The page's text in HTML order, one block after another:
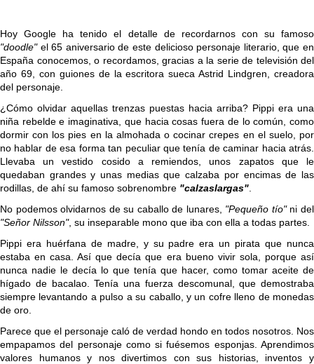
Hoy Google ha tenido el detalle de recordarnos con su famoso
"doodle"el 65 aniversario de este delicioso personaje literario, que en
España conocemos, o recordamos, gracias a la serie de televisión del
año 69, con guiones de la escritora sueca Astrid Lindgren, creadora
del personaje.
¿Cómo olvidar aquellas trenzas puestas hacia arriba? Pippi era una
niña rebelde e imaginativa, que hacia cosas fuera de lo común, como
dormir con los pies en la almohada o cocinar crepes en el suelo, por
no hablar de esa forma tan peculiar que tenía de caminar hacia atrás.
Llevaba un vestido cosido a remiendos, unos zapatos que le
quedaban grandes y unas medias que calzaba por encimas de las
rodillas, de ahí su famoso sobrenombre "calzaslargas"
No podemos olvidarnos de su caballo de lunares, "Pequeño tío"ni del
"Señor Nilsson", su inseparable mono que iba con ella a todas partes.
Pippi era huérfana de madre, y su padre era un pirata que nunca
estaba en casa. Así que decía que era bueno vivir sola, porque así
nunca nadie le decía lo que tenía que hacer, como tomar aceite de
hígado de bacalao. Tenía una fuerza descomunal, que demostraba
siempre levantando a pulso a su caballo, y un cofre lleno de monedas
de oro.
Parece que el personaje caló de verdad hondo en todos nosotros. Nos
empapamos del personaje como si fuésemos esponjas. Aprendimos
valores humanos y nos divertimos con sus historias, inventos y